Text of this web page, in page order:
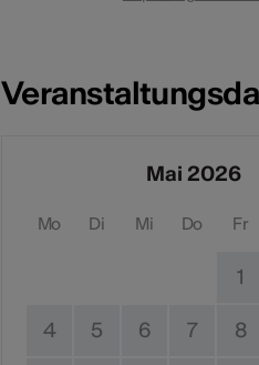
Mai 2026
Mo Di Mi Do Fr
1
4 5 6 7 8